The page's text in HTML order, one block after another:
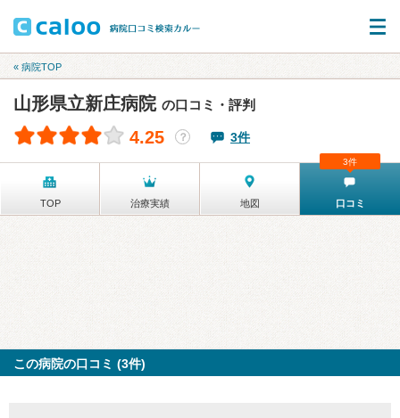
« 病院TOP
山形県立新庄病院 の口コミ・評判
4.25 ？ 3件
TOP 治療実績 地図 口コミ
3件
この病院の口コミ (3件)